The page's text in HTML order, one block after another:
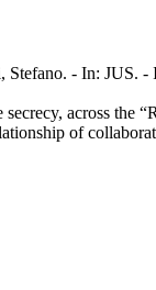
Stefano. - In: JUS.
across the
of